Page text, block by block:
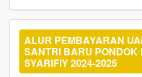
ALUR PEMBAYARAN
SANTRI BARU PONDOK
SYARIFIY 2024-2025